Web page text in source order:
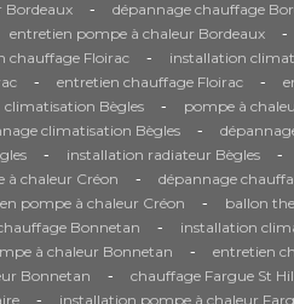
Bordeaux - dépannage chauffage
entretien pompe à chaleur Bordeaux -
chauffage Floirac - installation
- entretien chauffage Floirac -
climatisation Bègles - pompe à
climatisation Bègles -
- installation radiateur Bègles -
à chaleur Créon - dépannage
pompe à chaleur Créon - ballon
Bonnetan - installation
à chaleur Bonnetan - entretien
Bonnetan - chauffage Fargue St
- installation pompe à chaleur